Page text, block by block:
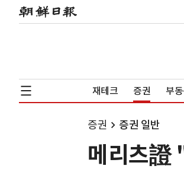
재테크 증권 부
증권 증권 일반
메리츠證